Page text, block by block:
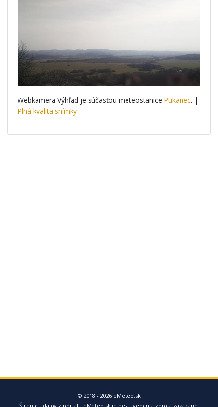
Webkamera Výhľad je súčasťou meteostanice Pukanec. |
Plná kvalita snímky
© 2018 - 2026 eMeteo.sk
Šírenie údajov z portálu eMeteo.sk je bez uvedenia zdroja zakázané.